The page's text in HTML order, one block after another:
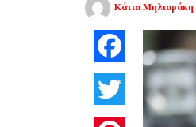
Κάτια Μηλιαράκη
Facebook
Twitter